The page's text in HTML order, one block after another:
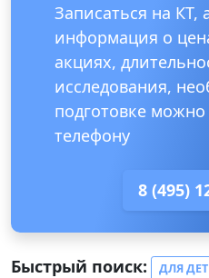
Записаться на КТ,
информация о
акциях,
исследования,
подготовке
телефону
8 (495)
Быстрый поиск: ДЛЯ